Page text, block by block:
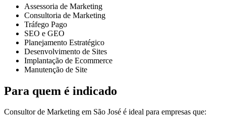
Assessoria de Marketing
Consultoria de Marketing
Tráfego Pago
SEO e GEO
Planejamento Estratégico
Desenvolvimento de Sites
Implantação de Ecommerce
Manutenção de Site
Para quem é indicado
Consultor de Marketing em São José é ideal para empresas que: